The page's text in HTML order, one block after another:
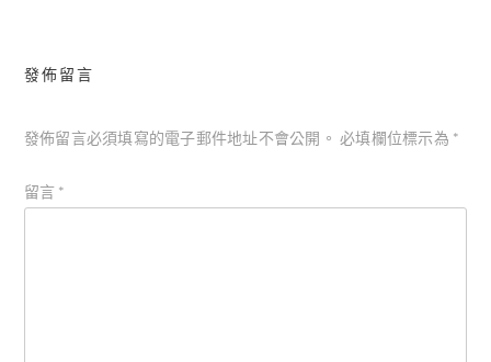
發佈留言
發佈留言必須填寫的電子郵件地址不會公開。 必填欄位標示為 *
留言 *